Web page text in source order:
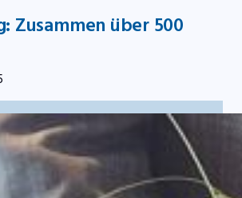
Zusammen über 500